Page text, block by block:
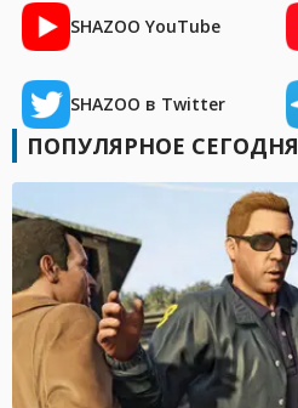
SHAZOO YouTube
SHAZOO в Twitter
ПОПУЛЯРНОЕ СЕГОДНЯ